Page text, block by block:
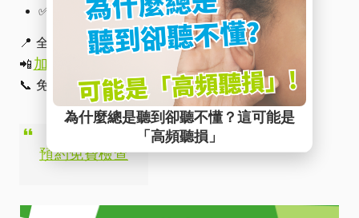
✅ 補助申請協助與配戴追蹤服務
📍 全台20間門市，陪你找回聽得見的日常
📲 加入 LINE 諮詢
📞 免費專線：0800-580-731
預約免費檢查